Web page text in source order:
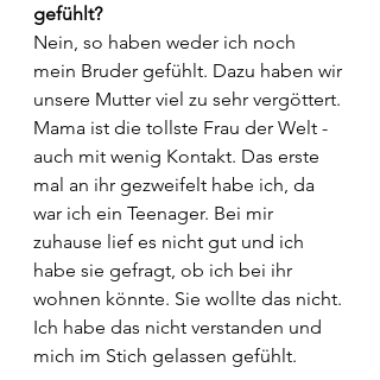
gefühlt?
Nein, so haben weder ich noch
mein Bruder gefühlt. Dazu haben wir
unsere Mutter viel zu sehr vergöttert.
Mama ist die tollste Frau der Welt -
auch mit wenig Kontakt. Das erste
mal an ihr gezweifelt habe ich, da
war ich ein Teenager. Bei mir
zuhause lief es nicht gut und ich
habe sie gefragt, ob ich bei ihr
wohnen könnte. Sie wollte das nicht.
Ich habe das nicht verstanden und
mich im Stich gelassen gefühlt.